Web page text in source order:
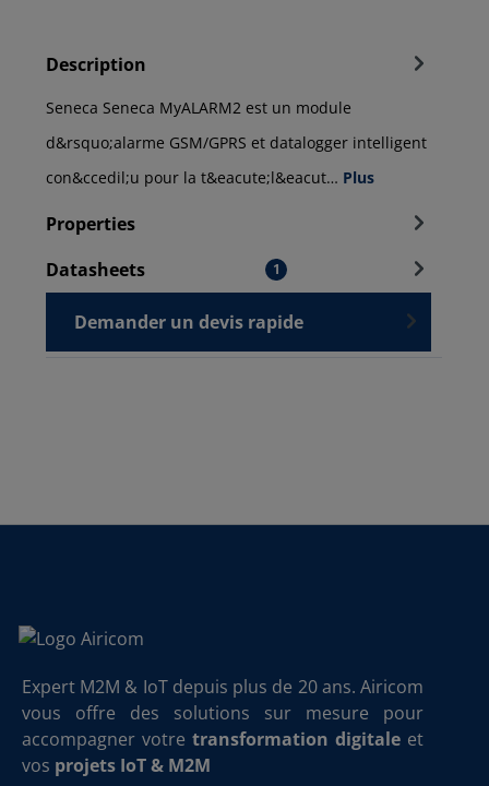
Description
Seneca Seneca MyALARM2 est un module
d&rsquo;alarme GSM/GPRS et datalogger intelligent
con&ccedil;u pour la t&eacute;l&eacut… Plus
Properties
Datasheets
1
Demander un devis rapide
Expert M2M & IoT depuis plus de 20 ans. Airicom
vous offre des solutions sur mesure pour
accompagner votre transformation digitale et
vos projets IoT & M2M